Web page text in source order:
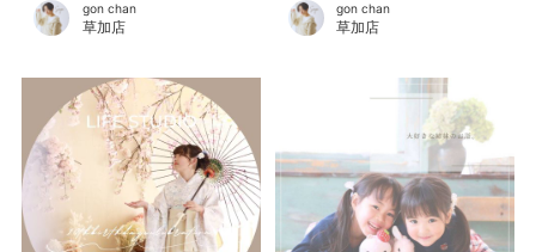
gon chan
草加店
gon chan
草加店